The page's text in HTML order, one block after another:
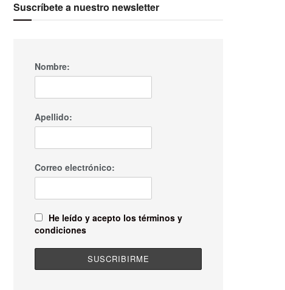
Suscríbete a nuestro newsletter
Nombre:
Apellido:
Correo electrónico:
He leído y acepto los términos y
condiciones